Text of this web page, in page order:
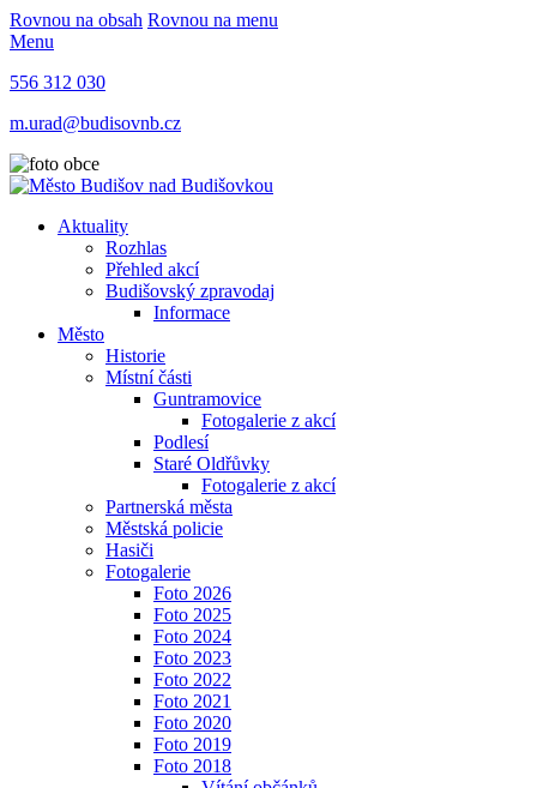
Rovnou na obsah Rovnou na menu
Menu
556 312 030
m.urad@budisovnb.cz
Aktuality
Rozhlas
Přehled akcí
Budišovský zpravodaj
Informace
Město
Historie
Místní části
Guntramovice
Fotogalerie z akcí
Podlesí
Staré Oldřůvky
Fotogalerie z akcí
Partnerská města
Městská policie
Hasiči
Fotogalerie
Foto 2026
Foto 2025
Foto 2024
Foto 2023
Foto 2022
Foto 2021
Foto 2020
Foto 2019
Foto 2018